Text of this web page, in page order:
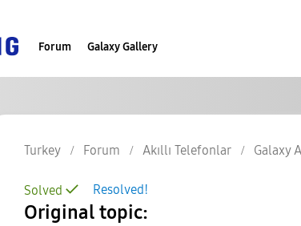
Forum Galaxy Gallery
Turkey Forum Akıllı Telefonlar Galaxy A
Resolved!
Solved
Original topic: